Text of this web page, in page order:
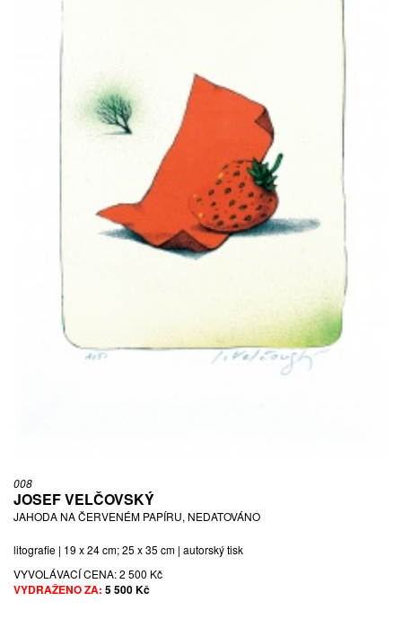
008
JOSEF VELČOVSKÝ
JAHODA NA ČERVENÉM PAPÍRU, NEDATOVÁNO
litografie | 19 x 24 cm; 25 x 35 cm | autorský tisk
VYVOLÁVACÍ CENA:2 500 Kč
VYDRAŽENO ZA: 5 500 Kč